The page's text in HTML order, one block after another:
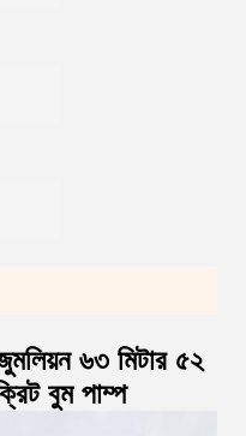
৬৩ মিটার ৫২
বুম পাম্প